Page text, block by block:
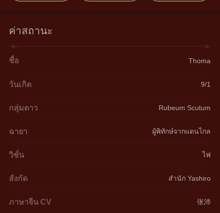
ค่าสถานะ
ชื่อ Thoma
วันเกิด 9/1
กลุ่มดาว Rubeum Scutum
ฉายา ผู้พิทักษ์จากแดนไกล
วิชั่น ไฟ
สังกัด สำนัก Yashiro
ภาษาจีน CV 张沛